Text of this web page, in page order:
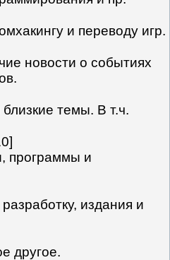
и переводу игр.
новости о событиях
темы. В т.ч.
программы и
издания и
другое.